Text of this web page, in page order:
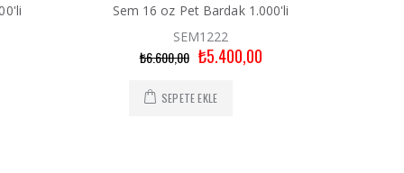
Sem 16 oz Pet Bardak 1.000'li
SEM1222
₺6.600,00 ₺5.400,00
SEPETE EKLE